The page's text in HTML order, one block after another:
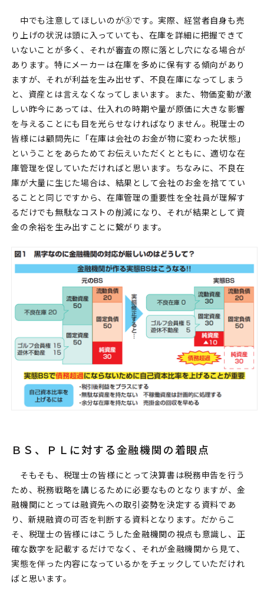
中でも注意してほしいのが③です。実際、経営者自身も売
り上げの状況は頭に入っていても、在庫を詳細に把握できて
いないことが多く、それが審査の際に落とし穴になる場合が
あります。特にメーカーは在庫を多めに保有する傾向があり
ますが、それが利益を生み出せず、不良在庫になってしまう
と、資産とは言えなくなってしまいます。また、物価変動が激
しい昨今にあっては、仕入れの時期や量が原価に大きな影響
を与えることにも目を光らせなければなりません。税理士の
皆様には顧問先に「在庫は会社のお金が物に変わった状態」
ということをあらためてお伝えいただくとともに、適切な在
庫管理を促していただければと思います。ちなみに、不良在
庫が大量に生じた場合は、結果として会社のお金を捨ててい
ることと同じですから、在庫管理の重要性を全社員が理解す
るだけでも無駄なコストの削減になり、それが結果として資
金の余裕を生み出すことに繋がります。
ＢＳ、ＰＬに対する金融機関の着眼点
そもそも、税理士の皆様にとって決算書は税務申告を行う
ため、税務戦略を講じるために必要なものとなりますが、金
融機関にとっては融資先への取引姿勢を決定する資料であ
り、新規融資の可否を判断する資料となります。だからこ
そ、税理士の皆様にはこうした金融機関の視点も意識し、正
確な数字を記載するだけでなく、それが金融機関から見て、
実態を伴った内容になっているかをチェックしていただけれ
ばと思います。